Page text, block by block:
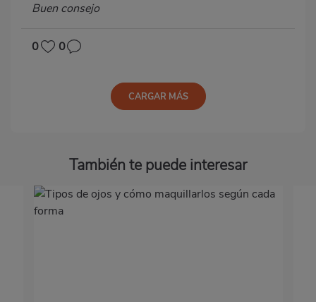
Buen consejo
0 0
CARGAR MÁS
También te puede interesar